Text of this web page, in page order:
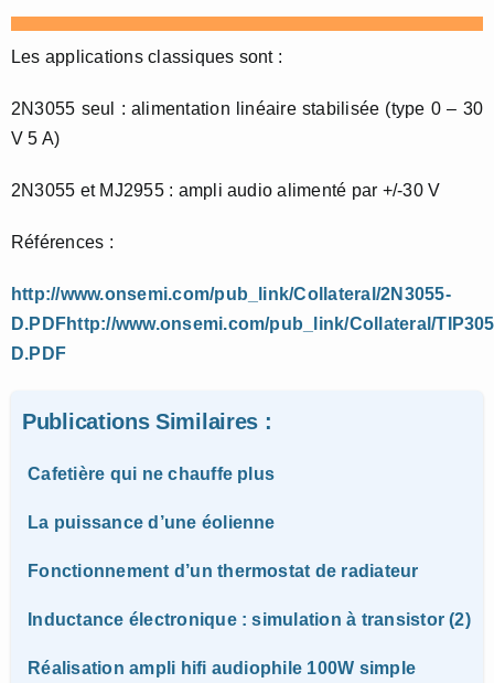
Les applications classiques sont :
2N3055 seul : alimentation linéaire stabilisée (type 0 – 30
V 5 A)
2N3055 et MJ2955 : ampli audio alimenté par +/-30 V
Références :
http://www.onsemi.com/pub_link/Collateral/2N3055-
D.PDFhttp://www.onsemi.com/pub_link/Collateral/
D.PDF
Publications Similaires :
Cafetière qui ne chauffe plus
La puissance d’une éolienne
Fonctionnement d’un thermostat de radiateur
Inductance électronique : simulation à transistor (2)
Réalisation ampli hifi audiophile 100W simple